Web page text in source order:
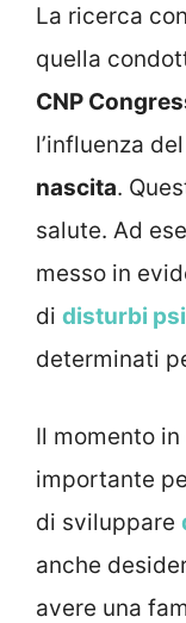
La ricerca
quella
CNP
l’influenza
nascita.
salute. Ad
messo in
di disturbi
determinati
Il momento
importante
di sviluppare
anche
avere una